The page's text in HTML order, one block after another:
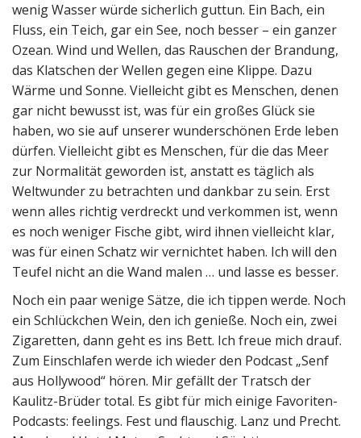
wenig Wasser würde sicherlich guttun. Ein Bach, ein
Fluss, ein Teich, gar ein See, noch besser – ein ganzer
Ozean. Wind und Wellen, das Rauschen der Brandung,
das Klatschen der Wellen gegen eine Klippe. Dazu
Wärme und Sonne. Vielleicht gibt es Menschen, denen
gar nicht bewusst ist, was für ein großes Glück sie
haben, wo sie auf unserer wunderschönen Erde leben
dürfen. Vielleicht gibt es Menschen, für die das Meer
zur Normalität geworden ist, anstatt es täglich als
Weltwunder zu betrachten und dankbar zu sein. Erst
wenn alles richtig verdreckt und verkommen ist, wenn
es noch weniger Fische gibt, wird ihnen vielleicht klar,
was für einen Schatz wir vernichtet haben. Ich will den
Teufel nicht an die Wand malen … und lasse es besser.
Noch ein paar wenige Sätze, die ich tippen werde. Noch
ein Schlückchen Wein, den ich genieße. Noch ein, zwei
Zigaretten, dann geht es ins Bett. Ich freue mich drauf.
Zum Einschlafen werde ich wieder den Podcast „Senf
aus Hollywood“ hören. Mir gefällt der Tratsch der
Kaulitz-Brüder total. Es gibt für mich einige Favoriten-
Podcasts: feelings. Fest und flauschig. Lanz und Precht.